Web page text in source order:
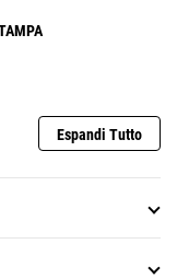
Espandi Tutto